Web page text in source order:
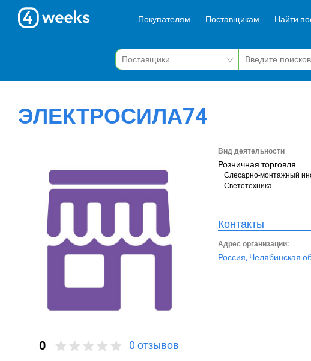
Покупателям Поставщикам Найти
ЭЛЕКТРОСИЛА74
0 0 отзывов
Вид деятельности
Розничная торговля
Слесарно-монтажный
Светотехника
Контакты
Адрес организации:
Россия, Челябинская